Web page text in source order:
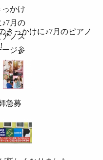
きっかけに♪7月のピアノ
急募